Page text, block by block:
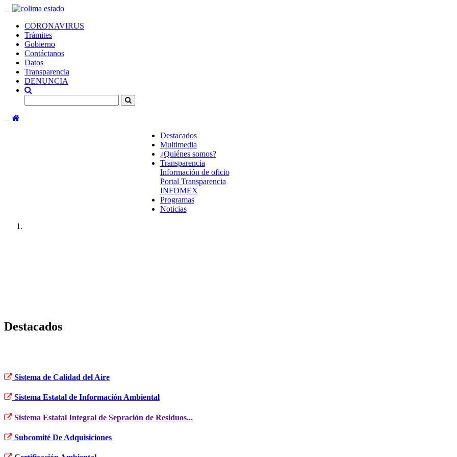
CORONAVIRUS
Trámites
Gobierno
Contáctanos
Datos
Transparencia
DENUNCIA
Destacados(current)
Multimedia
¿Quiénes somos?
Transparencia
Información de oficio
Portal Transparencia
INFOMEX
Programas
Noticias
Destacados
Sistema de Calidad del Aire
Sistema Estatal de Información Ambiental
Sistema Estatal Integral de Sepración de Residuos...
Subcomité De Adquisiciones